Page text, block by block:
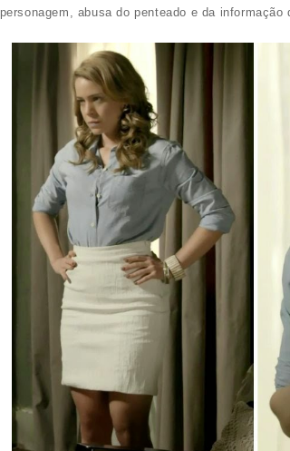
personagem, abusa do penteado e da informação